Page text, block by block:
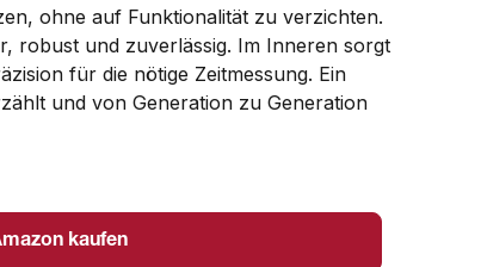
ohne auf Funktionalität zu verzichten.
robust und zuverlässig. Im Inneren sorgt
für die nötige Zeitmessung. Ein
und von Generation zu Generation
kaufen